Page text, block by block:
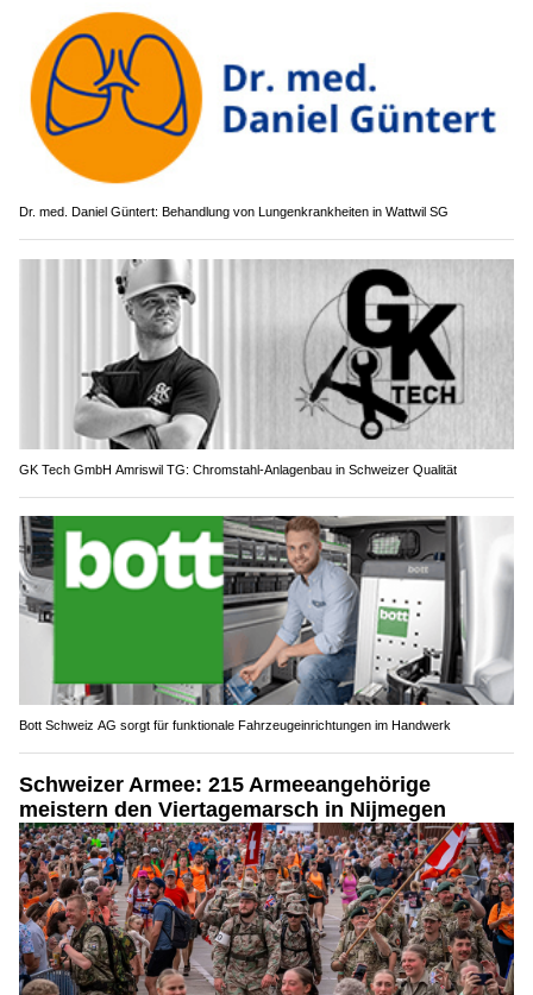
Dr. med. Daniel Güntert: Behandlung von Lungenkrankheiten in Wattwil SG
GK Tech GmbH Amriswil TG: Chromstahl-Anlagenbau in Schweizer Qualität
Bott Schweiz AG sorgt für funktionale Fahrzeugeinrichtungen im Handwerk
Schweizer Armee: 215 Armeeangehörige
meistern den Viertagemarsch in Nijmegen